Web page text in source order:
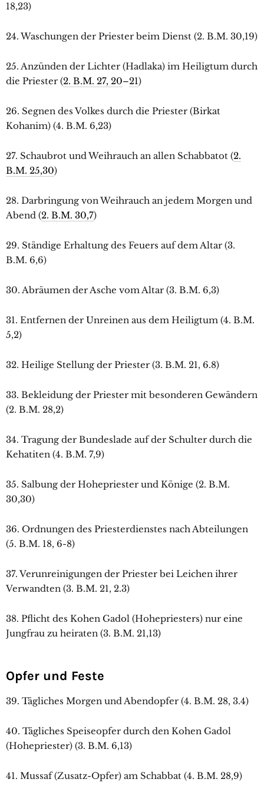
18,23)
24. Waschungen der Priester beim Dienst (2. B.M. 30,19)
25. Anzünden der Lichter (Hadlaka) im Heiligtum durch
die Priester (2. B.M. 27, 20–21)
26. Segnen des Volkes durch die Priester (Birkat
Kohanim) (4. B.M. 6,23)
27. Schaubrot und Weihrauch an allen Schabbatot (2.
B.M. 25,30)
28. Darbringung von Weihrauch an jedem Morgen und
Abend (2. B.M. 30,7)
29. Ständige Erhaltung des Feuers auf dem Altar (3.
B.M. 6,6)
30. Abräumen der Asche vom Altar (3. B.M. 6,3)
31. Entfernen der Unreinen aus dem Heiligtum (4. B.M.
5,2)
32. Heilige Stellung der Priester (3. B.M. 21, 6.8)
33. Bekleidung der Priester mit besonderen Gewändern
(2. B.M. 28,2)
34. Tragung der Bundeslade auf der Schulter durch die
Kehatiten (4. B.M. 7,9)
35. Salbung der Hohepriester und Könige (2. B.M.
30,30)
36. Ordnungen des Priesterdienstes nach Abteilungen
(5. B.M. 18, 6-8)
37. Verunreinigungen der Priester bei Leichen ihrer
Verwandten (3. B.M. 21, 2.3)
38. Pflicht des Kohen Gadol (Hohepriesters) nur eine
Jungfrau zu heiraten (3. B.M. 21,13)
Opfer und Feste
39. Tägliches Morgen und Abendopfer (4. B.M. 28, 3.4)
40. Tägliches Speiseopfer durch den Kohen Gadol
(Hohepriester) (3. B.M. 6,13)
41. Mussaf (Zusatz-Opfer) am Schabbat (4. B.M. 28,9)